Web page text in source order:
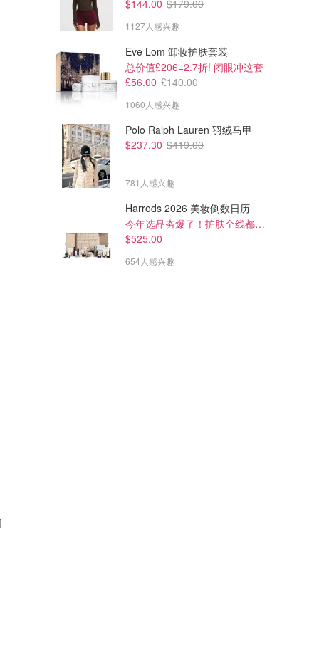
$599.00
Dyson Supersonic 吹风机 普
Amazon澳洲亚马逊
$497.00 $649.00
Dyson Airwrap Origin 多功能
Amazon澳洲亚马逊
$144.00 $179.00
1127人感兴趣
Eve Lom 卸妆护肤套装
总价值£206=2.7折! 闭眼冲这套
£56.00 £140.00
1060人感兴趣
Polo Ralph Lauren 羽绒马甲
$237.30 $419.00
781人感兴趣
Harrods 2026 美妆倒数日历
今年选品夯爆了！护肤全线都很绝
$525.00
654人感兴趣